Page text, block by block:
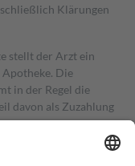
Klärungen
stellt der Arzt ein
Apotheke. Die
in der Regel die
davon als Zuzahlung
in Höhe von zehn